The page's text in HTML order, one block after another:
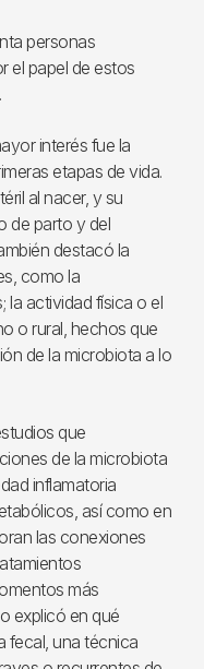
personas
el papel de estos
interés fue la
etapas de vida.
al nacer, y su
de parto y del
destacó la
como la
la actividad física o el
o rural, hechos que
de la microbiota a lo
que
de la microbiota
inflamatoria
así como en
las conexiones
más
explicó en qué
fecal, una técnica